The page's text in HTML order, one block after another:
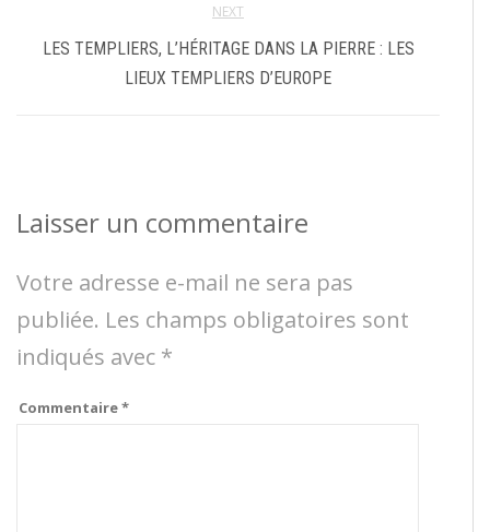
NEXT
LES TEMPLIERS, L’HÉRITAGE DANS LA PIERRE : LES
LIEUX TEMPLIERS D’EUROPE
Laisser un commentaire
Votre adresse e-mail ne sera pas
publiée. Les champs obligatoires sont
indiqués avec *
Commentaire*